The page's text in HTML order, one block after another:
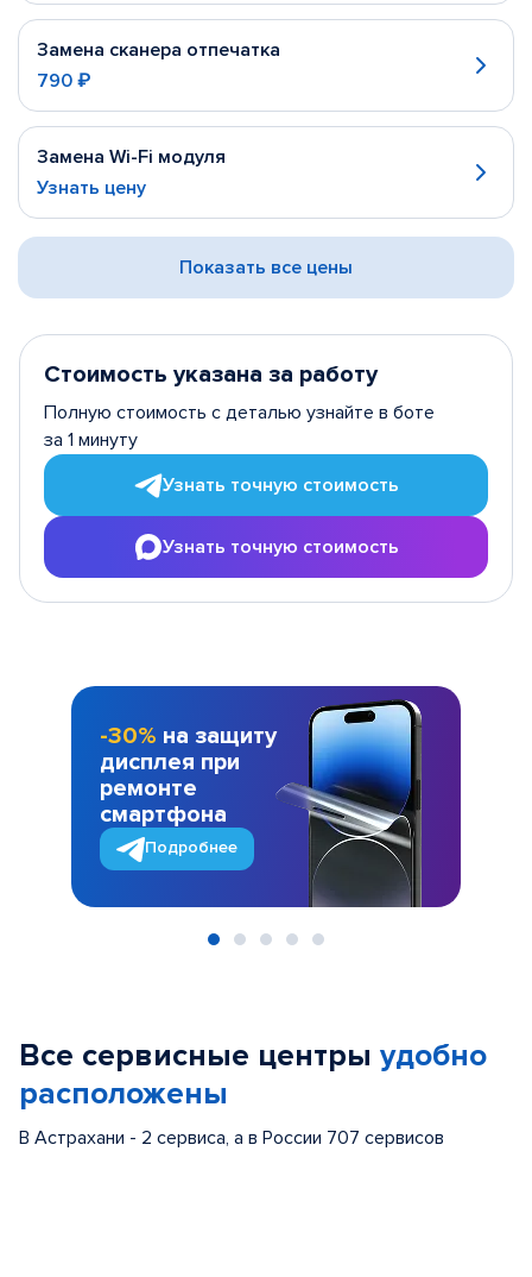
Замена сканера отпечатка
790 ₽
Замена Wi-Fi модуля
Узнать цену
Показать все цены
Стоимость указана за работу
Полную стоимость с деталью узнайте в боте
за 1 минуту
Узнать точную стоимость
Узнать точную стоимость
-30% на защиту
дисплея при
ремонте
смартфона
Подробнее
Все сервисные центры удобно
расположены
В Астрахани - 2 сервиса, а в России 707 сервисов